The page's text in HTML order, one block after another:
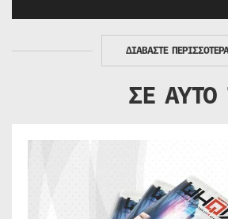
ΔΙΑΒΑΣΤΕ ΠΕΡΙΣΣΟΤΕΡΑ
ΣΕ ΑΥΤΟ